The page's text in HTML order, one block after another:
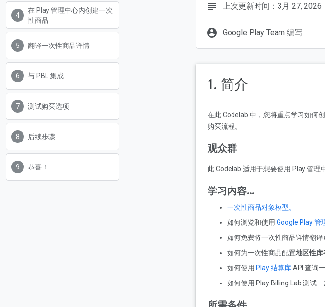
在 Play 管理中心内创建一次
性商品
翻译一次性商品详情
与 PBL 集成
测试购买选项
后续步骤
恭喜！
subject 上次更新时间：3月 27, 2026
account_circle Google Play Team 编写
1. 简介
在此 Codelab 中，您将重点学习如何
购买流程。
观众群
此 Codelab 适用于想要使用 Play 管理
学习内容…
一次性商品对象模型。
如何浏览和使用 Google Play 管
如何免费将一次性商品详情翻译
如何为一次性商品配置地区性库
如何使用 Play 结算库API 查询
如何使用 Play Billing Lab 测试一